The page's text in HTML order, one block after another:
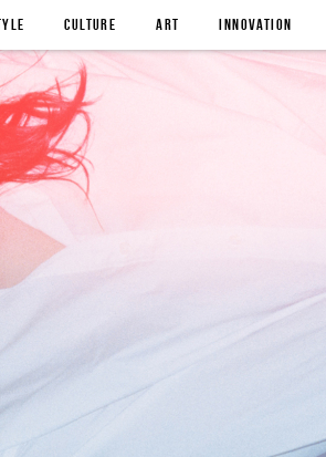
CULTURE ART INNOVATION